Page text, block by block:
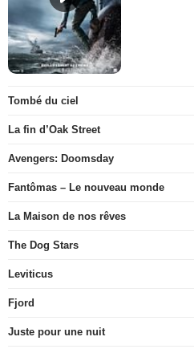
Tombé du ciel
La fin d’Oak Street
Avengers: Doomsday
Fantômas – Le nouveau monde
La Maison de nos rêves
The Dog Stars
Leviticus
Fjord
Juste pour une nuit